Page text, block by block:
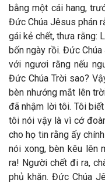
bằng một cái hang,
Đức Chúa Jêsus phán
gái kẻ chết, thưa rằng:
bốn ngày rồi. Đức
với ngươi rằng nếu
Đức Chúa Trời sao?
bèn nhướng mắt lên
đã nhậm lời tôi. Tôi
tôi nói vậy là vì cớ
cho họ tin rằng ấy
nói xong, bèn kêu lên
ra! Người chết đi ra,
phủ khăn. Đức Chúa